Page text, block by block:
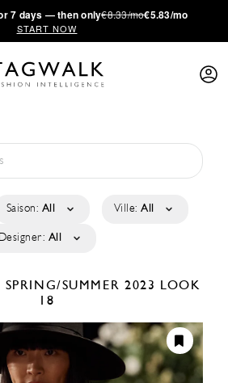
7 days — then only€8.33/mo€5.83/mo
START NOW
Saison: All Ville: All
Designer: All
SPRING/SUMMER 2023 LOOK
18